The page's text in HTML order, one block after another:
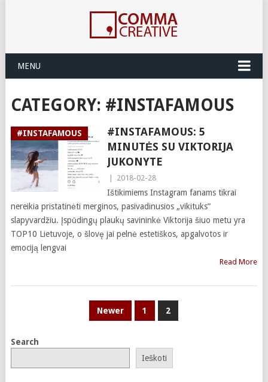
MENU
CATEGORY: #INSTAFAMOUS
#INSTAFAMOUS
#INSTAFAMOUS: 5
MINUTĖS SU VIKTORIJA
JUKONYTE
2018-02-28
Ištikimiems Instagram fanams tikrai
nereikia pristatinėti merginos, pasivadinusios „vikituks“
slapyvardžiu. Įspūdingų plaukų savininkė Viktorija šiuo metu yra
TOP10 Lietuvoje, o šlovę jai pelnė estetiškos, apgalvotos ir
emociją lengvai
Read More
Newer 1 2
Search
Ieškoti